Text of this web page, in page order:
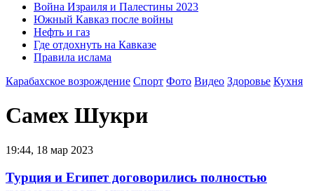
Война Израиля и Палестины 2023
Южный Кавказ после войны
Нефть и газ
Где отдохнуть на Кавказе
Правила ислама
Карабахское возрождение Спорт Фото Видео Здоровье Кухня
Самех Шукри
19:44, 18 мар 2023
Турция и Египет договорились полностью